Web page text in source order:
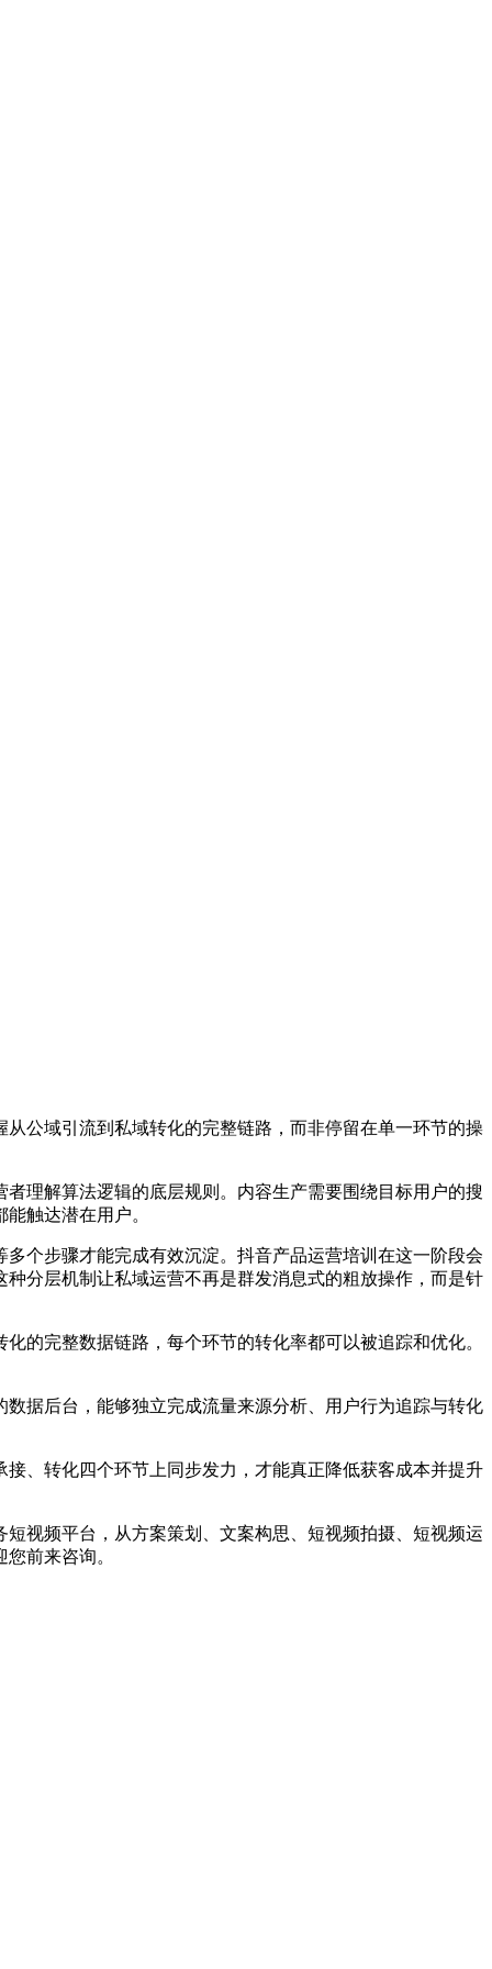
从公域引流到私域转化的完整链路，而非停留在单一环节的操
理解算法逻辑的底层规则。内容生产需要围绕目标用户的搜
触达潜在用户。
个步骤才能完成有效沉淀。抖音产品运营培训在这一阶段会
分层机制让私域运营不再是群发消息式的粗放操作，而是针
完整数据链路，每个环节的转化率都可以被追踪和优化。
据后台，能够独立完成流量来源分析、用户行为追踪与转化
、转化四个环节上同步发力，才能真正降低获客成本并提升
视频平台，从方案策划、文案构思、短视频拍摄、短视频运
前来咨询。